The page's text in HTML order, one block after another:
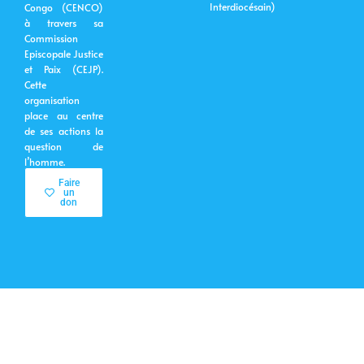
Congo (CENCO)
à travers sa
Commission
Episcopale Justice
et Paix (CEJP).
Cette
organisation
place au centre
de ses actions la
question de
l’homme.
Faire
un
don
Interdiocésain)